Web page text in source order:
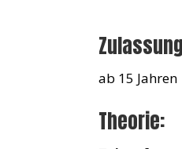
ab 15 Jahren
Theorie: